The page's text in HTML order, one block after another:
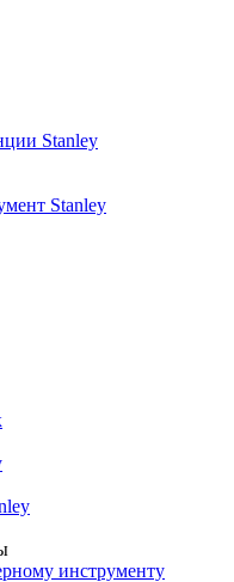
Stanley
Stanley
инструменту